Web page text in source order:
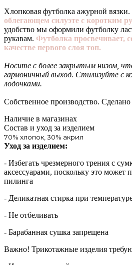
Хлопковая футболка ажурной вязки.
облегающем силуэте с коротким
удобство мы оформили футболку
рукавам. Футболка просвечивает,
качестве первого слоя топ.
Носите с более закрытым низом,
гармоничный выход. Стилизуйте с
лодочками.
Собственное производство.
Наличие в магазинах
Состав и уход за изделием
70% хлопок, 30% акрил
Уход за изделием:
- Избегать чрезмерного трения с
аксессуарами, поскольку это может
пилинга
- Деликатная стирка при
- Не отбеливать
- Барабанная сушка запрещена
Важно! Трикотажные изделия